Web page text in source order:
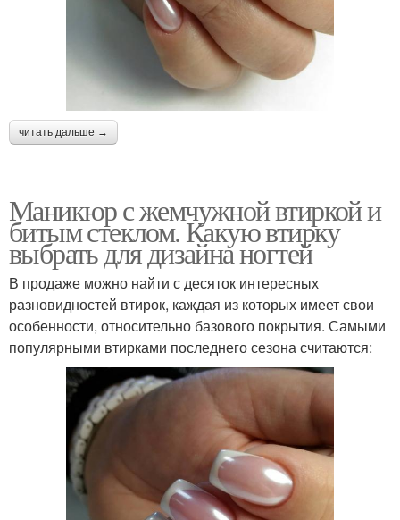
читать дальше →
Маникюр с жемчужной втиркой и
битым стеклом. Какую втирку
выбрать для дизайна ногтей
В продаже можно найти с десяток интересных
разновидностей втирок, каждая из которых имеет свои
особенности, относительно базового покрытия. Самыми
популярными втирками последнего сезона считаются: